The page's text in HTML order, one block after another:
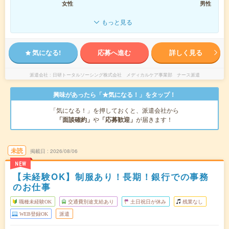
女性
男性
もっと見る
気になる! 応募へ進む 詳しく見る
派遣会社 日研トータルソーシング株式会社 メディカルケア事業部 ナース派遣
興味があったら「★気になる！」をタップ！
「気になる！」を押しておくと、派遣会社から
「面談確約」 や 「応募歓迎」 が届きます！
未読
NEW
掲載日 2026/08/06
【未経験OK】制服あり！長期！銀行での事務
のお仕事
職種未経験OK 交通費別途支給あり 土日祝日が休み 残業なし
WEB登録OK 派遣